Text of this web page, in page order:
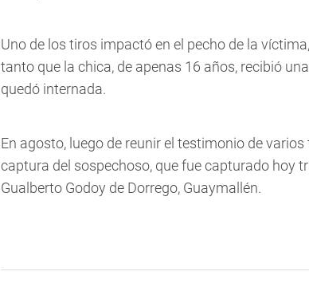
Uno de los tiros impactó en el pecho de la
tanto que la chica, de apenas 16 años, recibió
quedó internada.
En agosto, luego de reunir el testimonio de
captura del sospechoso, que fue capturado hoy
Gualberto Godoy de Dorrego, Guaymallén.